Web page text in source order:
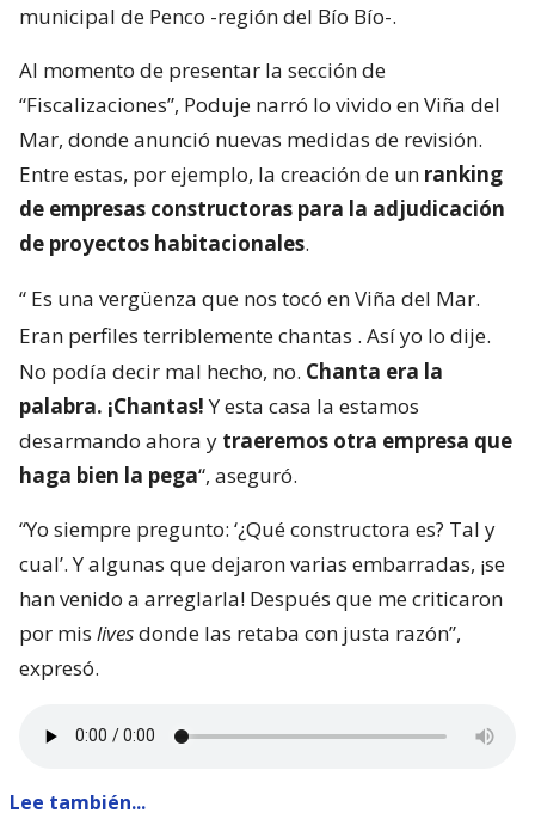
municipal de Penco -región del Bío Bío-.
Al momento de presentar la sección de
“Fiscalizaciones”, Poduje narró lo vivido en Viña del
Mar, donde anunció nuevas medidas de revisión.
Entre estas, por ejemplo, la creación de un ranking
de empresas constructoras para la adjudicación
de proyectos habitacionales.
“ Es una vergüenza que nos tocó en Viña del Mar.
Eran perfiles terriblemente chantas . Así yo lo dije.
No podía decir mal hecho, no. Chanta era la
palabra. ¡Chantas!Y esta casa la estamos
desarmando ahora y traeremos otra empresa que
haga bien la pega“, aseguró.
“Yo siempre pregunto: ‘¿Qué constructora es? Tal y
cual’. Y algunas que dejaron varias embarradas, ¡se
han venido a arreglarla! Después que me criticaron
por mis livesdonde las retaba con justa razón”,
expresó.
Lee también...